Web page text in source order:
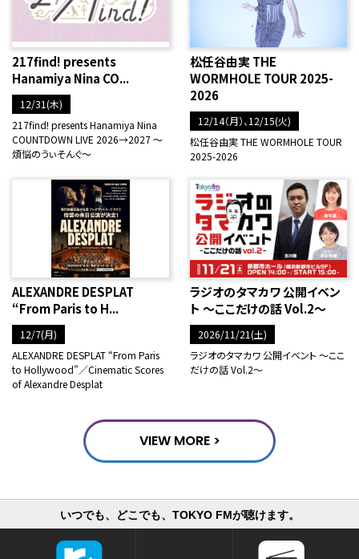
217find! presents
Hanamiya Nina CO...
12/31(木)
217find! presents Hanamiya Nina
COUNTDOWN LIVE 2026→2027 ～
煩悩のうぃそんぐ～
松任谷由実 THE
WORMHOLE TOUR 2025-
2026
12/14（月）、12/15(火)
松任谷由実 THE WORMHOLE TOUR
2025-2026
ALEXANDRE DESPLAT
“From Paris to H...
12/7(月)
ALEXANDRE DESPLAT “From Paris
to Hollywood”／Cinematic Scores
of Alexandre Desplat
ラジオのタマカワ 公開イベン
ト ～ここだけの話 Vol.2～
2026/11/21(土)
ラジオのタマカワ 公開イベント ～ここ
だけの話 Vol.2～
VIEW MORE >
いつでも、どこでも、TOKYO FMが聴けます。